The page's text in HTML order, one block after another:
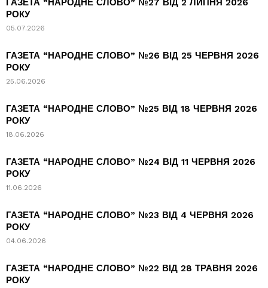
ГАЗЕТА “НАРОДНЕ СЛОВО” №27 ВІД 2 ЛИПНЯ 2026
РОКУ
05.07.2026
ГАЗЕТА “НАРОДНЕ СЛОВО” №26 ВІД 25 ЧЕРВНЯ 2026
РОКУ
25.06.2026
ГАЗЕТА “НАРОДНЕ СЛОВО” №25 ВІД 18 ЧЕРВНЯ 2026
РОКУ
18.06.2026
ГАЗЕТА “НАРОДНЕ СЛОВО” №24 ВІД 11 ЧЕРВНЯ 2026
РОКУ
11.06.2026
ГАЗЕТА “НАРОДНЕ СЛОВО” №23 ВІД 4 ЧЕРВНЯ 2026
РОКУ
04.06.2026
ГАЗЕТА “НАРОДНЕ СЛОВО” №22 ВІД 28 ТРАВНЯ 2026
РОКУ